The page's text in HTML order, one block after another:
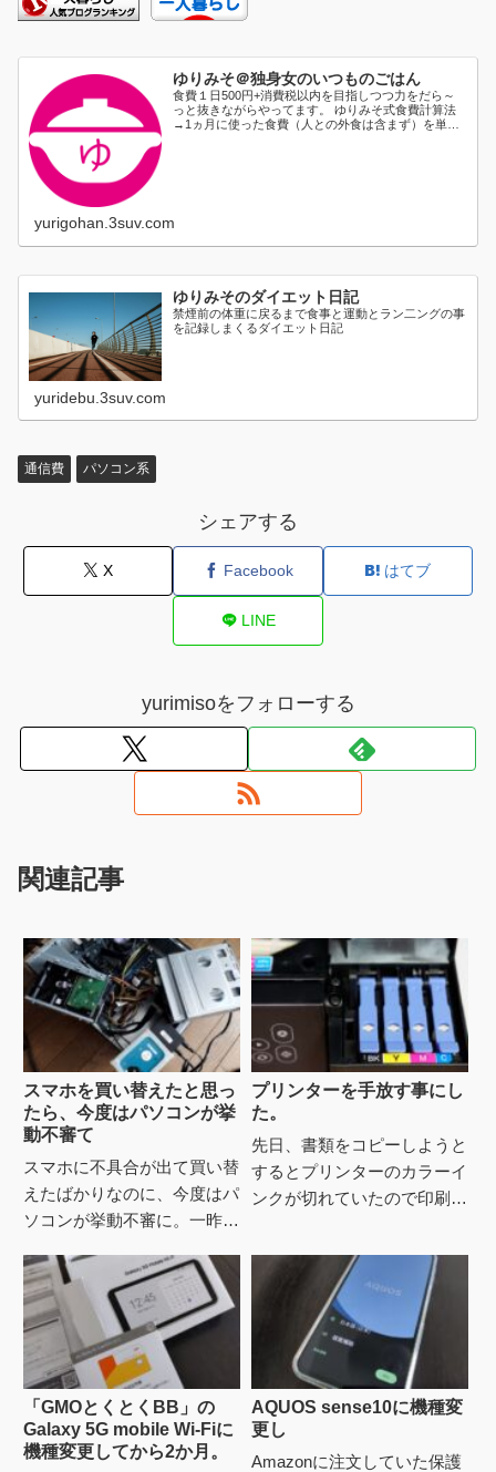
ゆりみそ＠独身女のいつものごはん
食費１日500円+消費税以内を目指しつつ力をだら～
っと抜きながらやってます。 ゆりみそ式食費計算法
→1ヵ月に使った食費（人との外食は含まず）を単純
yurigohan.3suv.com
ゆりみそのダイエット日記
禁煙前の体重に戻るまで食事と運動とラン二ングの事
を記録しまくるダイエット日記
yuridebu.3suv.com
通信費 パソコン系
シェアする
X Facebook はてブ
LINE
yurimisoをフォローする
関連記事
スマホを買い替えたと思っ
たら、今度はパソコンが挙
動不審て
スマホに不具合が出て買い替
えたばかりなのに、今度はパ
ソコンが挙動不審に。一昨
なって全然使えなくなった。
再起動した後も、タスクバー
を読み...
プリンターを手放す事にし
た。
先日、書類をコピーしようと
するとプリンターのカラーイ
ンクが切れていたので印刷で
はモノクロで良いんだけど、
うちのプリンターは、カラー
「GMOとくとくBB」の
Galaxy 5G mobile Wi-Fiに
機種変更してから2か月。
AQUOS sense10に機種変
更し
Amazonに注文していた保護